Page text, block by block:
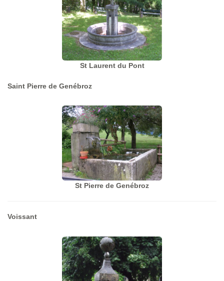
St Laurent du Pont
Saint Pierre de Genébroz
St Pierre de Genébroz
Voissant